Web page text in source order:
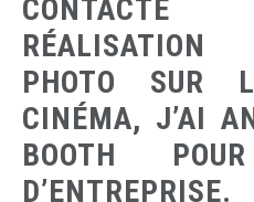
PHOTO SUR
CINÉMA, J’AI
BOOTH